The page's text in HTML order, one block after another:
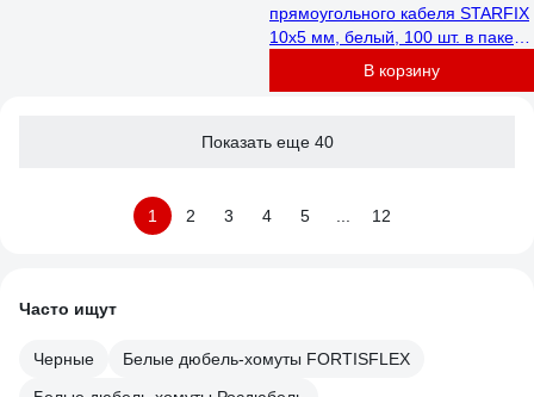
прямоугольного кабеля STARFIX
10x5 мм, белый, 100 шт. в пакете
SM-82563-100В корзину
Показать еще 40
1 2 3 4 5 12
Часто ищут
Черные
Белые дюбель-хомуты FORTISFLEX